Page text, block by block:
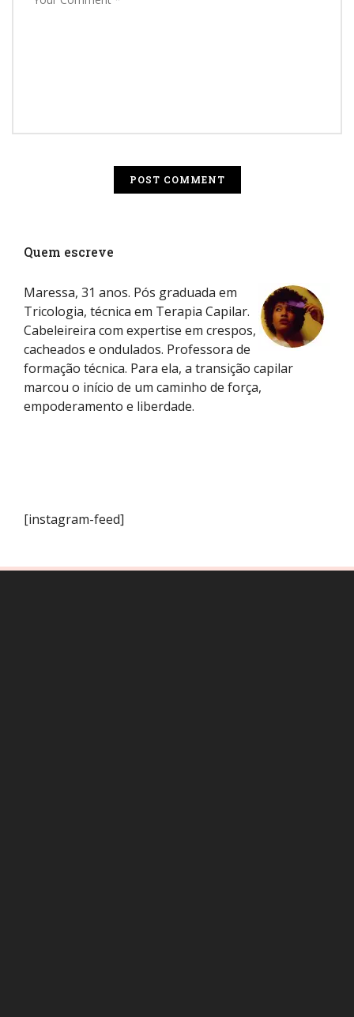
Quem escreve
Maressa, 31 anos. Pós graduada em
Tricologia, técnica em Terapia Capilar.
Cabeleireira com expertise em crespos,
cacheados e ondulados. Professora de
formação técnica. Para ela, a transição capilar
marcou o início de um caminho de força,
empoderamento e liberdade.
[instagram-feed]